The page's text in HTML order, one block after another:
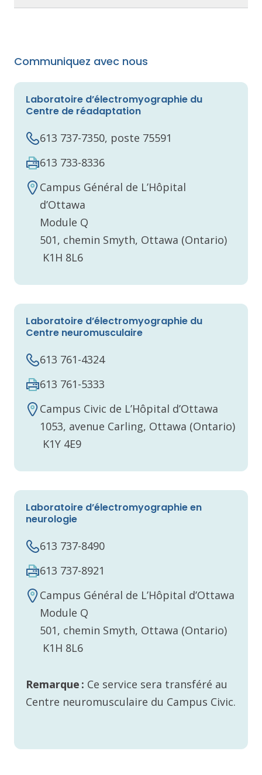
Communiquez avec nous
Laboratoire d’électromyographie du
Centre de réadaptation
613 737-7350, poste 75591
613 733-8336
Campus Général de L’Hôpital
d’Ottawa
Module Q
501, chemin Smyth, Ottawa (Ontario)
K1H 8L6
Laboratoire d’électromyographie du
Centre neuromusculaire
613 761-4324
613 761-5333
Campus Civic de L’Hôpital d’Ottawa
1053, avenue Carling, Ottawa (Ontario)
K1Y 4E9
Laboratoire d’électromyographie en
neurologie
613 737-8490
613 737-8921
Campus Général de L’Hôpital d’Ottawa
Module Q
501, chemin Smyth, Ottawa (Ontario)
K1H 8L6
Remarque : Ce service sera transféré au
Centre neuromusculaire du Campus Civic.